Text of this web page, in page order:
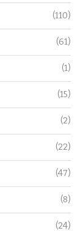
(110)
(61)
(1)
(15)
(2)
(22)
(47)
(8)
(24)